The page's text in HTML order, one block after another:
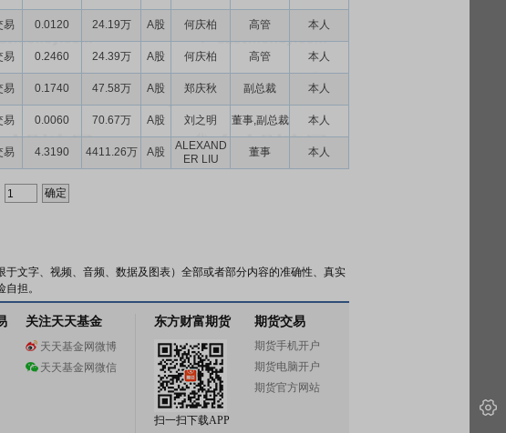
易 0.0120 24.19万 A股 何庆柏 高管
本人
易 0.2460 24.39万 A股 何庆柏 高管
本人
易 0.1740 47.58万 A股 郑庆秋 副总裁
本人
易 0.0060 70.67万 A股 刘之明 董事,副总裁
本人
易 4.3190 4411.26万 A股
ALEXAND
ER LIU
董事 本人
文字、视频、音频、数据及图表）全部或者部分内容的准确性、真实
担。
关注天天基金
天天基金网微博
天天基金网微信
东方财富期货
扫一扫下载APP
期货交易
期货手机开户
期货电脑开户
期货官方网站